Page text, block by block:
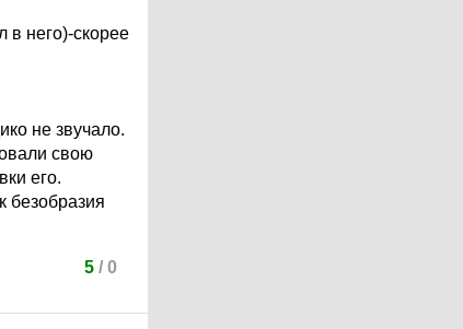
в него)-скорее
не звучало.
свою
его.
безобразия
5/ 0